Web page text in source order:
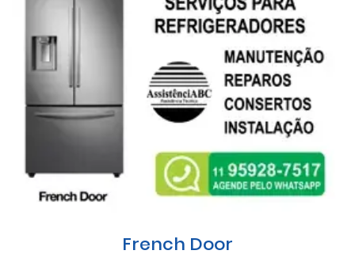
French Door